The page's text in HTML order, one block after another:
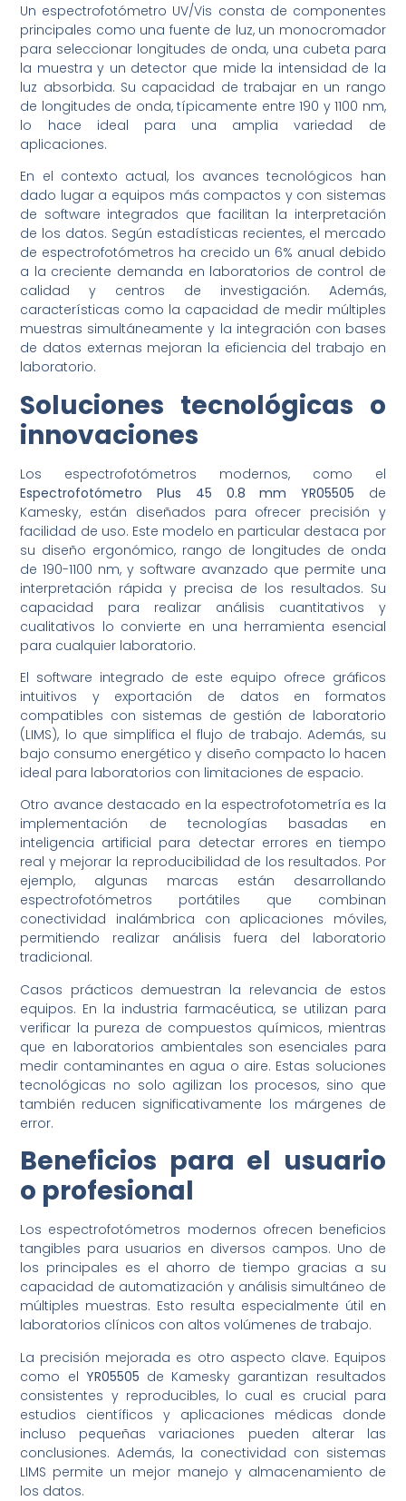
Un espectrofotómetro UV/Vis consta de componentes
principales como una fuente de luz, un monocromador
para seleccionar longitudes de onda, una cubeta para
la muestra y un detector que mide la intensidad de la
luz absorbida. Su capacidad de trabajar en un rango
de longitudes de onda, típicamente entre 190 y 1100 nm,
lo hace ideal para una amplia variedad de
aplicaciones.
En el contexto actual, los avances tecnológicos han
dado lugar a equipos más compactos y con sistemas
de software integrados que facilitan la interpretación
de los datos. Según estadísticas recientes, el mercado
de espectrofotómetros ha crecido un 6% anual debido
a la creciente demanda en laboratorios de control de
calidad y centros de investigación. Además,
características como la capacidad de medir múltiples
muestras simultáneamente y la integración con bases
de datos externas mejoran la eficiencia del trabajo en
laboratorio.
Soluciones tecnológicas o
innovaciones
Los espectrofotómetros modernos, como el
Espectrofotómetro Plus 45 0.8 mm YR05505 de
Kamesky, están diseñados para ofrecer precisión y
facilidad de uso. Este modelo en particular destaca por
su diseño ergonómico, rango de longitudes de onda
de 190-1100 nm, y software avanzado que permite una
interpretación rápida y precisa de los resultados. Su
capacidad para realizar análisis cuantitativos y
cualitativos lo convierte en una herramienta esencial
para cualquier laboratorio.
El software integrado de este equipo ofrece gráficos
intuitivos y exportación de datos en formatos
compatibles con sistemas de gestión de laboratorio
(LIMS), lo que simplifica el flujo de trabajo. Además, su
bajo consumo energético y diseño compacto lo hacen
ideal para laboratorios con limitaciones de espacio.
Otro avance destacado en la espectrofotometría es la
implementación de tecnologías basadas en
inteligencia artificial para detectar errores en tiempo
real y mejorar la reproducibilidad de los resultados. Por
ejemplo, algunas marcas están desarrollando
espectrofotómetros portátiles que combinan
conectividad inalámbrica con aplicaciones móviles,
permitiendo realizar análisis fuera del laboratorio
tradicional.
Casos prácticos demuestran la relevancia de estos
equipos. En la industria farmacéutica, se utilizan para
verificar la pureza de compuestos químicos, mientras
que en laboratorios ambientales son esenciales para
medir contaminantes en agua o aire. Estas soluciones
tecnológicas no solo agilizan los procesos, sino que
también reducen significativamente los márgenes de
error.
Beneficios para el usuario
o profesional
Los espectrofotómetros modernos ofrecen beneficios
tangibles para usuarios en diversos campos. Uno de
los principales es el ahorro de tiempo gracias a su
capacidad de automatización y análisis simultáneo de
múltiples muestras. Esto resulta especialmente útil en
laboratorios clínicos con altos volúmenes de trabajo.
La precisión mejorada es otro aspecto clave. Equipos
como el YR05505 de Kamesky garantizan resultados
consistentes y reproducibles, lo cual es crucial para
estudios científicos y aplicaciones médicas donde
incluso pequeñas variaciones pueden alterar las
conclusiones. Además, la conectividad con sistemas
LIMS permite un mejor manejo y almacenamiento de
los datos.